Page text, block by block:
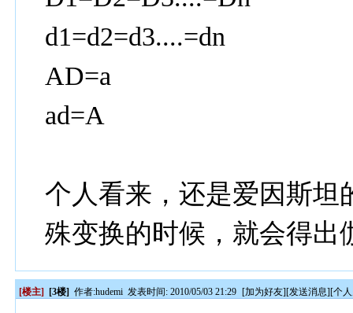
d1=d2=d3....=dn
AD=a
ad=A
个人看来，还是爱因斯坦
殊变换的时候，就会得出
[楼主] [3楼] 作者:hudemi 发表时间: 2010/05/03 21:29 [加为好友][发送消息][个